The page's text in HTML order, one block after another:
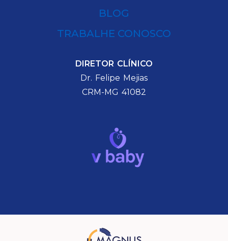
BLOG
TRABALHE CONOSCO
DIRETOR CLÍNICO
Dr. Felipe Mejias
CRM-MG 41082